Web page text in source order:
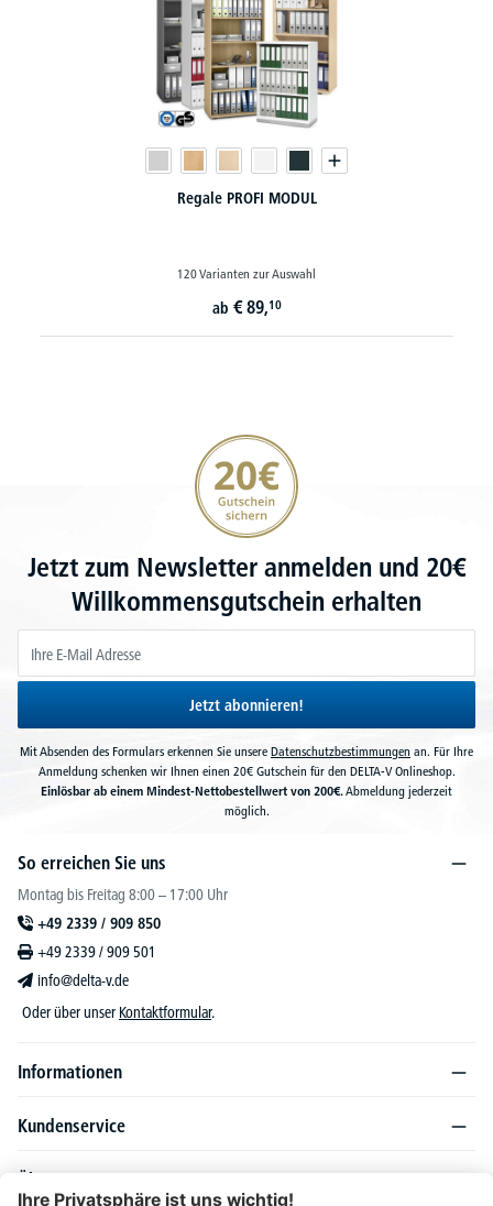
Regale PROFI MODUL
120 Varianten zur Auswahl
ab € 89,10
20€ Gutschein sichern
Jetzt zum Newsletter anmelden und 20€
Willkommensgutschein erhalten
Jetzt abonnieren!
Mit Absenden des Formulars erkennen Sie unsere Datenschutzbestimmungen an. Für Ihre
Anmeldung schenken wir Ihnen einen 20€ Gutschein für den DELTA-V Onlineshop.
Einlösbar ab einem Mindest-Nettobestellwert von 200€.Abmeldung jederzeit
möglich.
So erreichen Sie uns
Montag bis Freitag 8:00 – 17:00 Uhr
+49 2339 / 909 850
+49 2339 / 909 501
info@delta-v.de
Oder über unser Kontaktformular.
Informationen
Kundenservice
Über DELTA-V